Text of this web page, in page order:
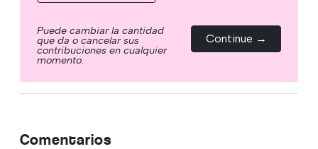
Puede cambiar la cantidad
que da o cancelar sus
contribuciones en cualquier
momento.
Continue →
Comentarios